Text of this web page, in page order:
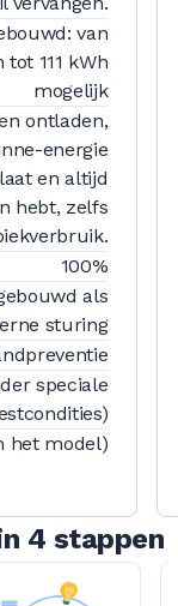
van
tot 111 kWh
mogelijk
ontladen,
energie
en altijd
hebt, zelfs
100%
als
sturing
speciale
het model)
4 stappen